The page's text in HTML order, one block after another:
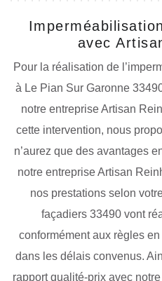
avec
Pour la réalisation de
à Le Pian Sur Garonne
notre entreprise Artisan
cette intervention, nous
n’aurez que des avantages
notre entreprise Artisan
nos prestations selon
façadiers 33490 vont
conformément aux règles
dans les délais convenus.
rapport qualité-prix avec